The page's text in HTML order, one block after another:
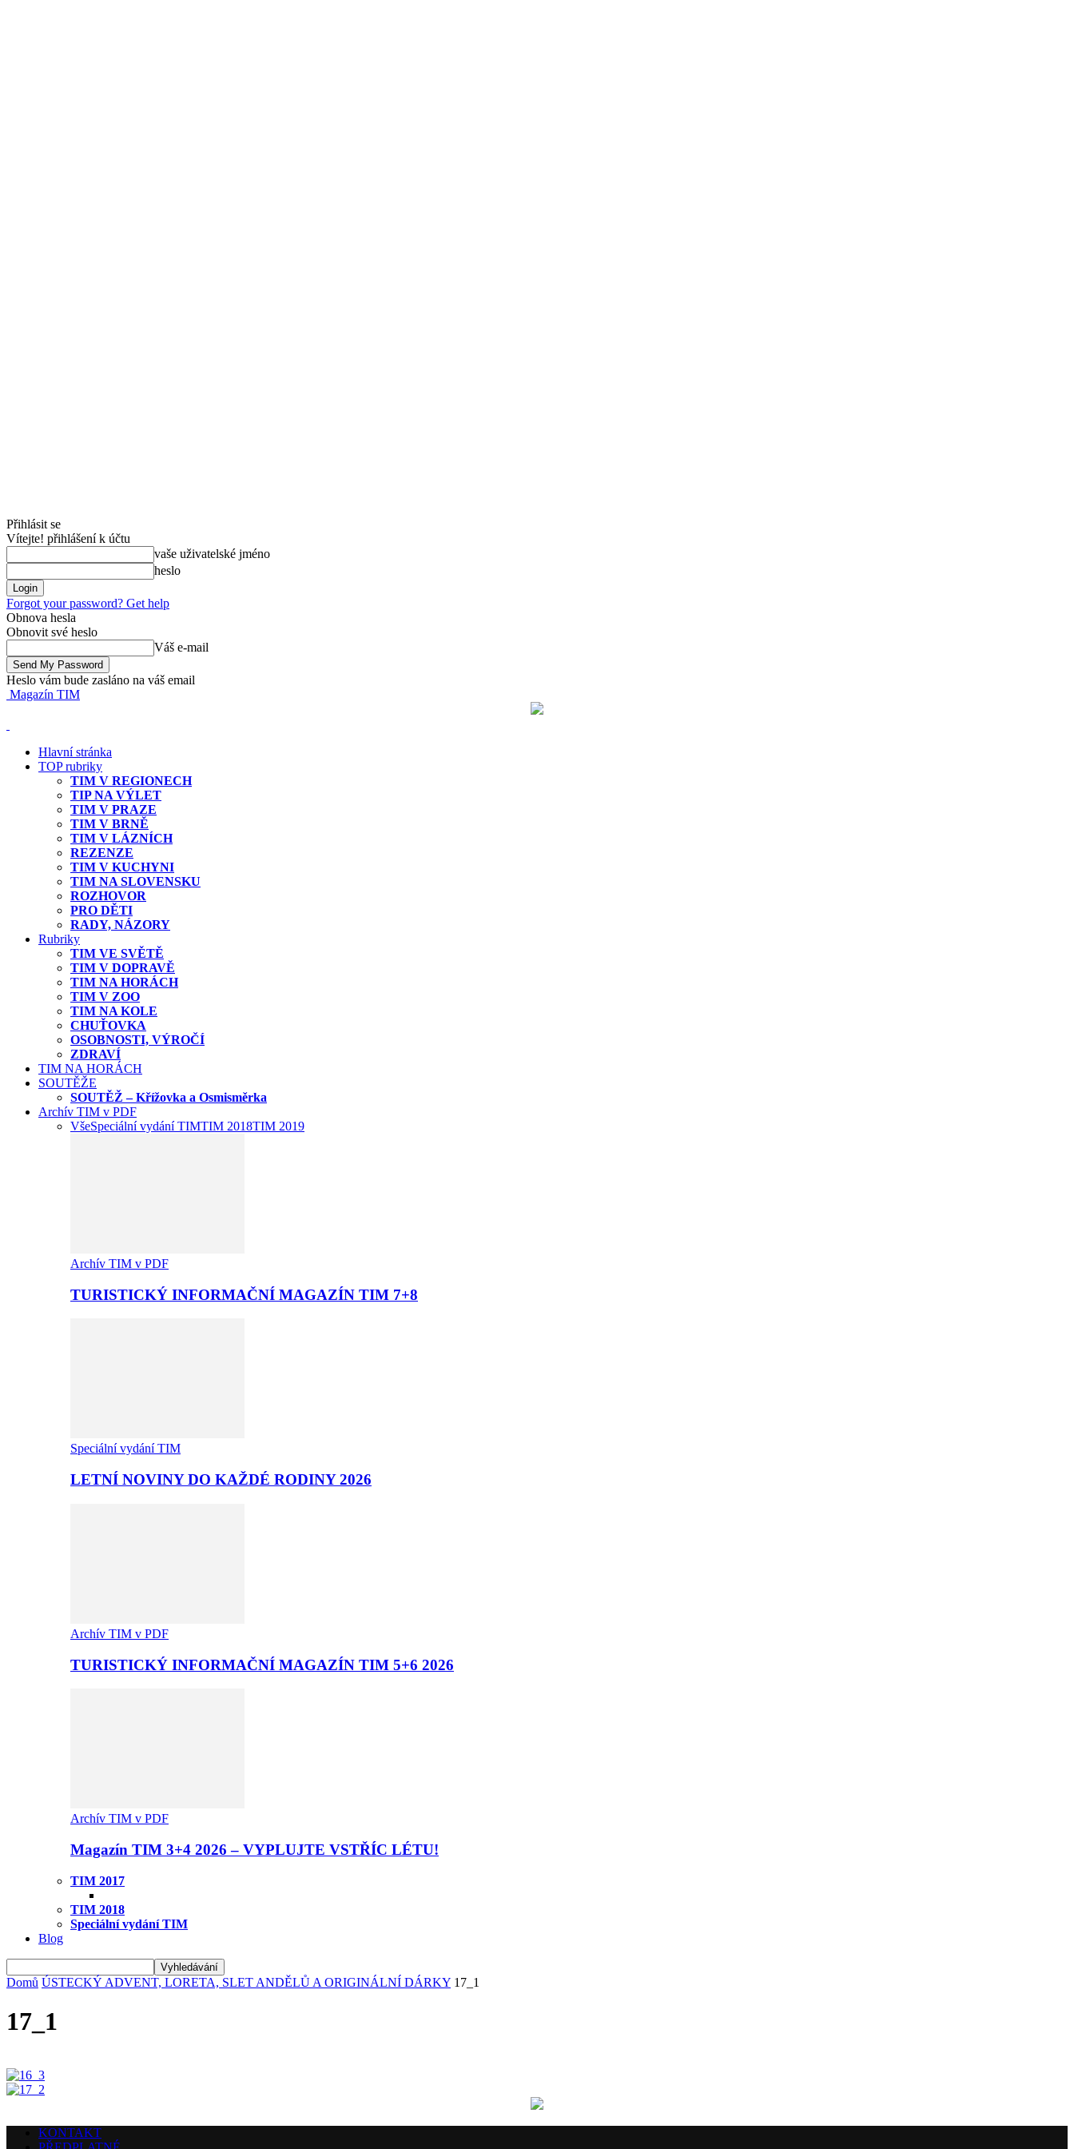
Přihlásit se
Vítejte! přihlášení k účtu
vaše uživatelské jméno
heslo
Forgot your password? Get help
Obnova hesla
Obnovit své heslo
Váš e-mail
Heslo vám bude zasláno na váš email
Magazín TIM
Hlavní stránka
TOP rubriky
TIM V REGIONECH
TIP NA VÝLET
TIM V PRAZE
TIM V BRNĚ
TIM V LÁZNÍCH
REZENZE
TIM V KUCHYNI
TIM NA SLOVENSKU
ROZHOVOR
PRO DĚTI
RADY, NÁZORY
Rubriky
TIM VE SVĚTĚ
TIM V DOPRAVĚ
TIM NA HORÁCH
TIM V ZOO
TIM NA KOLE
CHUŤOVKA
OSOBNOSTI, VÝROČÍ
ZDRAVÍ
TIM NA HORÁCH
SOUTĚŽE
SOUTĚŽ – Křížovka a Osmisměrka
Archív TIM v PDF
VšeSpeciální vydání TIMTIM 2018TIM 2019
Archív TIM v PDF
TURISTICKÝ INFORMAČNÍ MAGAZÍN TIM 7+8
Speciální vydání TIM
LETNÍ NOVINY DO KAŽDÉ RODINY 2026
Archív TIM v PDF
TURISTICKÝ INFORMAČNÍ MAGAZÍN TIM 5+6 2026
Archív TIM v PDF
Magazín TIM 3+4 2026 – VYPLUJTE VSTŘÍC LÉTU!
TIM 2017
TIM 2018
Speciální vydání TIM
Blog
Domů ÚSTECKÝ ADVENT, LORETA, SLET ANDĚLŮ A ORIGINÁLNÍ DÁRKY 17_1
17_1
KONTAKT